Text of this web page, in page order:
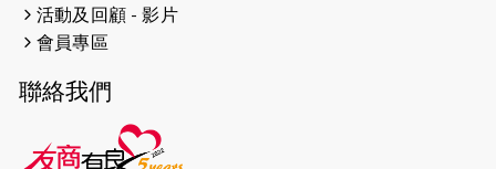
2026-04-12
2026-04-11
2026-04-10 太古家＋賞系列：漫步魔術與音樂
活動及回顧 - 影片
會員專區
聯絡我們